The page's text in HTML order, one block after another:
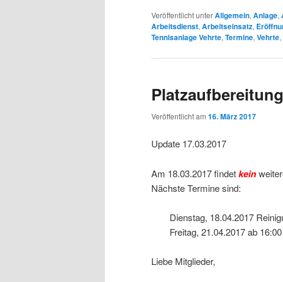
Veröffentlicht unterAllgemein,Anlage,
Arbeitsdienst,Arbeitseinsatz,
Tennisanlage Vehrte,Termine,Vehrte,
Veröffentlicht am 16. März 2017
Update 17.03.2017
Am 18.03.2017 findetkein
Nächste Termine sind:
Dienstag, 18.04.2017
Freitag, 21.04.2017 ab
Liebe Mitglieder,